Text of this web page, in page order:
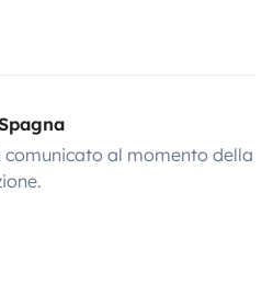
al momento della